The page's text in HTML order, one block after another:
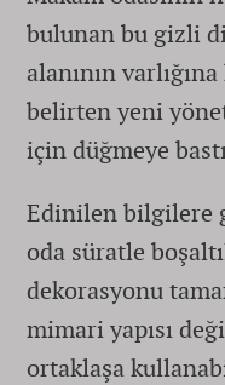
bulunan bu gizli
alanının
belirten yeni
için düğmeye
Edinilen bilgilere
oda süratle
dekorasyonu
mimari yapısı
ortaklaşa